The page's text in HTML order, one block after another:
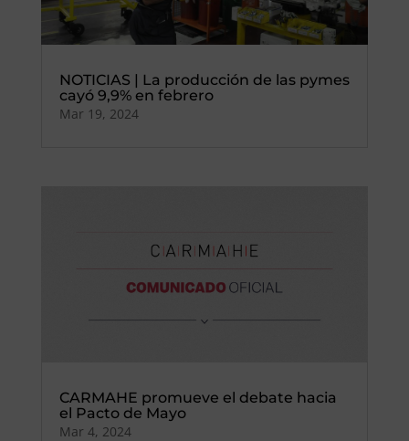
NOTICIAS | La producción de las pymes
cayó 9,9% en febrero
Mar 19, 2024
CARMAHE promueve el debate hacia
el Pacto de Mayo
Mar 4, 2024